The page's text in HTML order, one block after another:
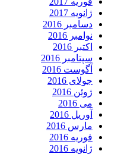
ژانویه 2017
دسامبر 2016
نوامبر 2016
اکتبر 2016
سپتامبر 2016
آگوست 2016
جولای 2016
ژوئن 2016
می 2016
آوریل 2016
مارس 2016
فوریه 2016
ژانویه 2016